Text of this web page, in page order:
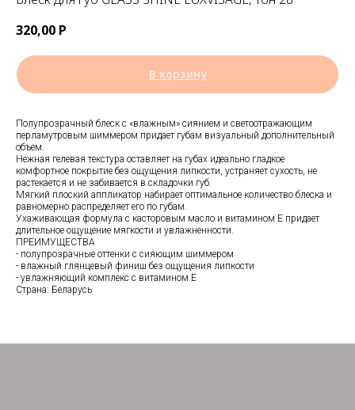
320,00 Р
В корзину
Полупрозрачный блеск с «влажным» сиянием и светоотражающим
перламутровым шиммером придает губам визуальный дополнительный
объем.
Нежная гелевая текстура оставляет на губах идеально гладкое
комфортное покрытие без ощущения липкости, устраняет сухость, не
растекается и не забивается в складочки губ.
Мягкий плоский аппликатор набирает оптимальное количество блеска и
равномерно распределяет его по губам.
Ухаживающая формула с касторовым масло и витамином Е придает
длительное ощущение мягкости и увлажненности.
ПРЕИМУЩЕСТВА
- полупрозрачные оттенки с сияющим шиммером
- влажный глянцевый финиш без ощущения липкости
- увлажняющий комплекс с витамином Е
Страна: Беларусь